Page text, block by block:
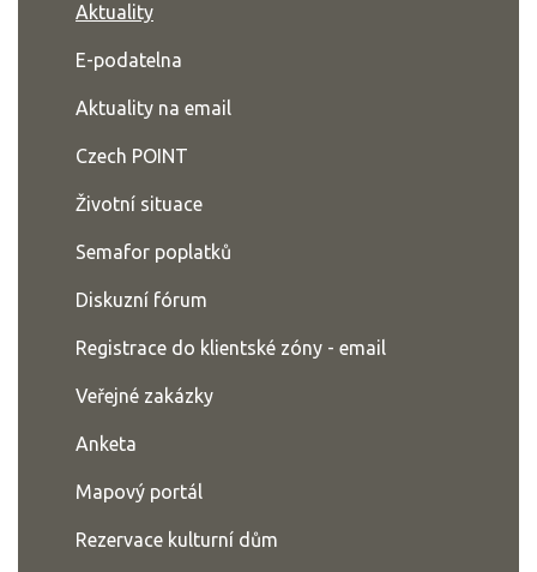
Aktuality
E-podatelna
Aktuality na email
Czech POINT
Životní situace
Semafor poplatků
Diskuzní fórum
Registrace do klientské zóny - email
Veřejné zakázky
Anketa
Mapový portál
Rezervace kulturní dům